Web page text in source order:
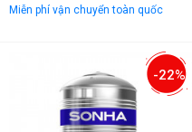
Miễn phí vận chuyển toàn quốc
-22%